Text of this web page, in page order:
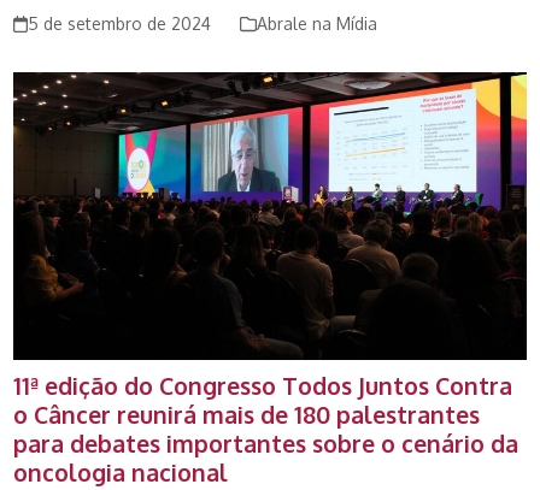
5 de setembro de 2024 Abrale na Mídia
11ª edição do Congresso Todos Juntos Contra
o Câncer reunirá mais de 180 palestrantes
para debates importantes sobre o cenário da
oncologia nacional